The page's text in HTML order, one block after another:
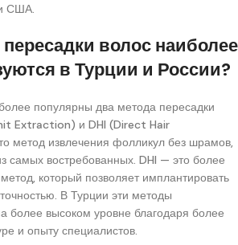
США.
волос наиболее
в Турции и России?
популярны два метода пересадки
Extraction) и DHI (Direct Hair
метод извлечения фолликул без шрамов,
самых востребованных. DHI — это более
который позволяет имплантировать
В Турции эти методы
более высоком уровне благодаря более
и опыту специалистов.